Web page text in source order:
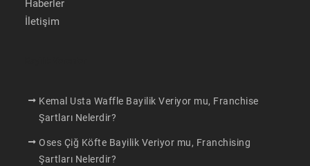
Haberler
İletişim
Kemal Usta Waffle Bayilik Veriyor mu, Franchise
Şartları Nelerdir?
Oses Çiğ Köfte Bayilik Veriyor mu, Franchising
Şartları Nelerdir?